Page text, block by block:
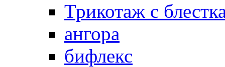
Трикотаж с
ангора
бифлекс